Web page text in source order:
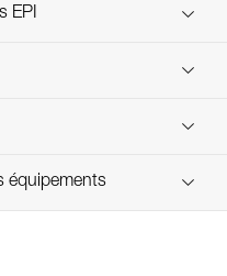
EPI
procedure-FR
FR
équipements